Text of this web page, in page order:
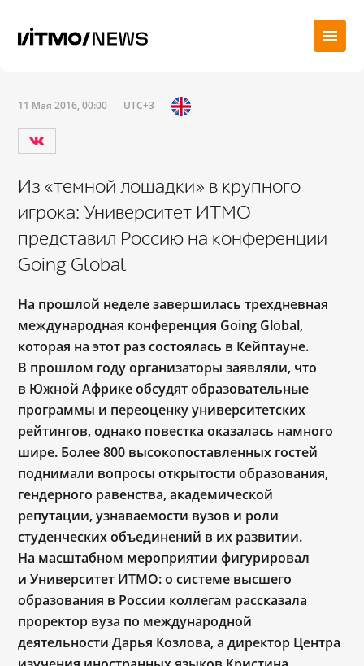
11 Мая 2016, 00:00 UTC+3
Из «темной лошадки» в крупного
игрока: Университет ИТМО
представил Россию на конференции
Going Global
На прошлой неделе завершилась трехдневная
международная конференция Going Global,
которая на этот раз состоялась в Кейптауне.
В прошлом году организаторы заявляли, что
в Южной Африке обсудят образовательные
программы и переоценку университетских
рейтингов, однако повестка оказалась намного
шире. Более 800 высокопоставленных гостей
поднимали вопросы открытости образования,
гендерного равенства, академической
репутации, узнаваемости вузов и роли
студенческих объединений в их развитии.
На масштабном мероприятии фигурировал
и Университет ИТМО: о системе высшего
образования в России коллегам рассказала
проректор вуза по международной
деятельности Дарья Козлова, а директор Центра